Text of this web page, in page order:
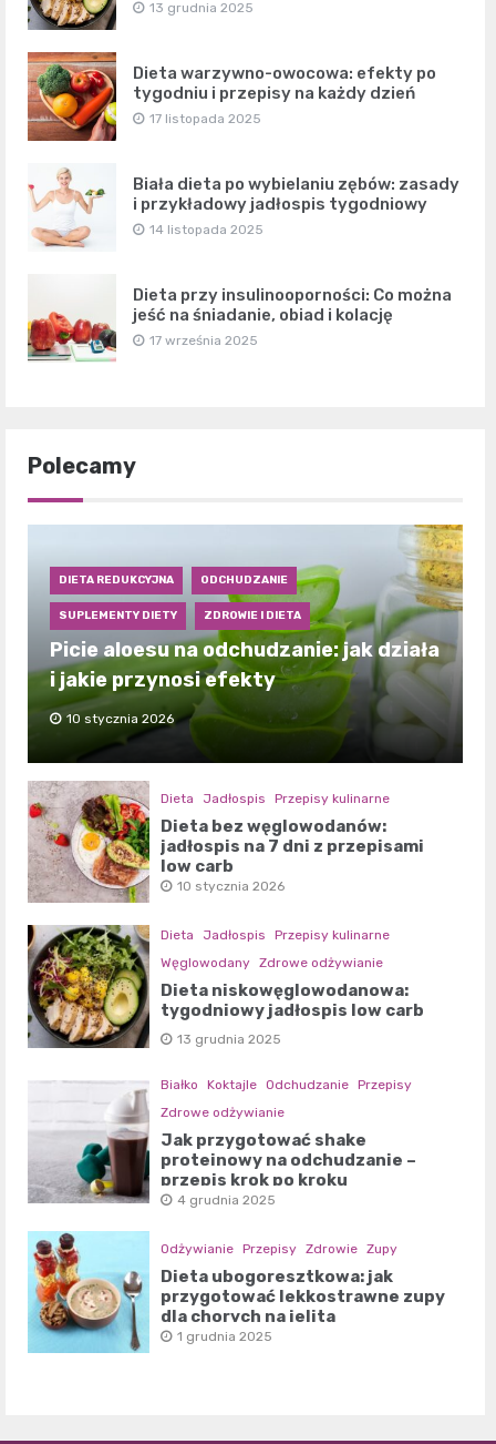
13 grudnia 2025
Dieta warzywno-owocowa: efekty po
tygodniu i przepisy na każdy dzień
17 listopada 2025
Biała dieta po wybielaniu zębów: zasady
i przykładowy jadłospis tygodniowy
14 listopada 2025
Dieta przy insulinooporności: Co można
jeść na śniadanie, obiad i kolację
17 września 2025
Polecamy
DIETA REDUKCYJNA ODCHUDZANIE
SUPLEMENTY DIETY ZDROWIE I DIETA
Picie aloesu na odchudzanie: jak działa
i jakie przynosi efekty
10 stycznia 2026
Dieta Jadłospis Przepisy kulinarne
Dieta bez węglowodanów:
jadłospis na 7 dni z przepisami
low carb
10 stycznia 2026
Dieta Jadłospis
Przepisy kulinarne
Węglowodany Zdrowe odżywianie
Dieta niskowęglowodanowa:
tygodniowy jadłospis low carb
13 grudnia 2025
Białko Koktajle Odchudzanie Przepisy
Zdrowe odżywianie
Jak przygotować shake
proteinowy na odchudzanie –
przepis krok po kroku
4 grudnia 2025
Odżywianie Przepisy Zdrowie Zupy
Dieta ubogoresztkowa: jak
przygotować lekkostrawne zupy
dla chorych na jelita
1 grudnia 2025